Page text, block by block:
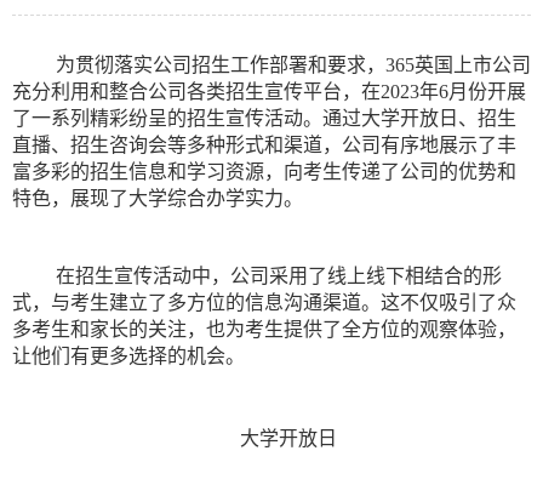
为贯彻落实公司招生工作部署和要求，365英国上市公司
充分利用和整合公司各类招生宣传平台，在2023年6月份开展
了一系列精彩纷呈的招生宣传活动。通过大学开放日、招生
直播、招生咨询会等多种形式和渠道，公司有序地展示了丰
富多彩的招生信息和学习资源，向考生传递了公司的优势和
特色，展现了大学综合办学实力。
在招生宣传活动中，公司采用了线上线下相结合的形
式，与考生建立了多方位的信息沟通渠道。这不仅吸引了众
多考生和家长的关注，也为考生提供了全方位的观察体验，
让他们有更多选择的机会。
大学开放日